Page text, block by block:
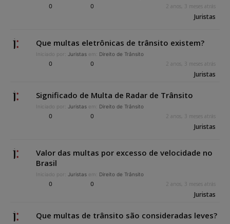
0 0 2 anos, 3 meses atrás
Juristas
Que multas eletrônicas de trânsito existem?
Iniciado por: Juristas em: Direito de Trânsito
0 0 2 anos, 3 meses atrás
Juristas
Significado de Multa de Radar de Trânsito
Iniciado por: Juristas em: Direito de Trânsito
0 0 2 anos, 3 meses atrás
Juristas
Valor das multas por excesso de velocidade no
Brasil
Iniciado por: Juristas em: Direito de Trânsito
0 0 2 anos, 3 meses atrás
Juristas
Que multas de trânsito são consideradas leves?